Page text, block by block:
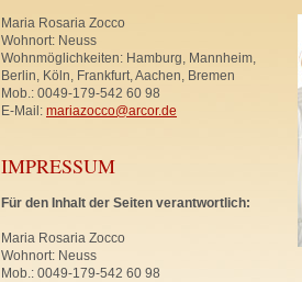
Maria Rosaria Zocco
Wohnort: Neuss
Wohnmöglichkeiten: Hamburg, Mannheim,
Berlin, Köln, Frankfurt, Aachen, Bremen
Mob.: 0049-179-542 60 98
E-Mail: mariazocco@arcor.de
IMPRESSUM
Für den Inhalt der Seiten verantwortlich:
Maria Rosaria Zocco
Wohnort: Neuss
Mob.: 0049-179-542 60 98